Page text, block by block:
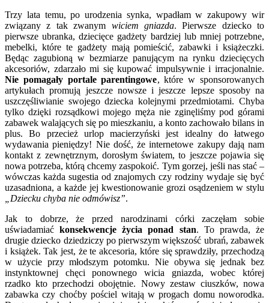
Trzy lata temu, po urodzenia synka, wpadłam w zakupowy wir
związany z tak zwanym wiciem gniazda. Pierwsze dziecko to
pierwsze ubranka, dziecięce gadżety bardziej lub mniej potrzebne,
mebelki, które te gadżety mają pomieścić, zabawki i książeczki.
Będąc zagubioną w bezmiarze panującym na rynku dziecięcych
akcesoriów, zdarzało mi się kupować impulsywnie i irracjonalnie.
Nie pomagały portale parentingowe, które w sponsorowanych
artykułach promują jeszcze nowsze i jeszcze lepsze sposoby na
uszczęśliwianie swojego dziecka kolejnymi przedmiotami. Chyba
tylko dzięki rozsądkowi mojego męża nie zginęliśmy pod górami
zabawek walających się po mieszkaniu, a konto zachowało bilans in
plus. Bo przecież urlop macierzyński jest idealny do łatwego
wydawania pieniędzy! Nie dość, że internetowe zakupy dają nam
kontakt z zewnętrznym, dorosłym światem, to jeszcze pojawia się
nowa potrzeba, którą chcemy zaspokoić. Tym gorzej, jeśli nas stać –
wówczas każda sugestia od znajomych czy rodziny wydaje się być
uzasadniona, a każde jej kwestionowanie grozi osądzeniem w stylu
„Dziecku chyba nie odmówisz”.
Jak to dobrze, że przed narodzinami córki zaczęłam sobie
uświadamiaćkonsekwencje życia ponad stan. To prawda, że
drugie dziecko dziedziczy po pierwszym większość ubrań, zabawek
i książek. Tak jest, że te akcesoria, które się sprawdziły, przechodzą
w użycie przy młodszym potomku. Nie obywa się jednak bez
instynktownej chęci ponownego wicia gniazda, wobec której
rzadko kto przechodzi obojętnie. Nowy zestaw ciuszków, nowa
zabawka czy choćby pościel witają w progach domu noworodka.